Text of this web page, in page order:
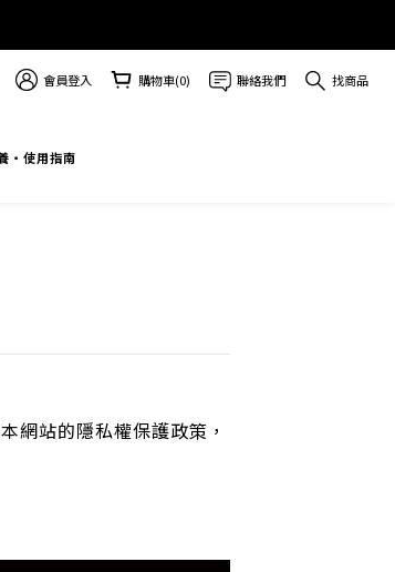
會員登入 購物車(0) 聯絡我們 找商品
・使用指南
網站的隱私權保護政策，